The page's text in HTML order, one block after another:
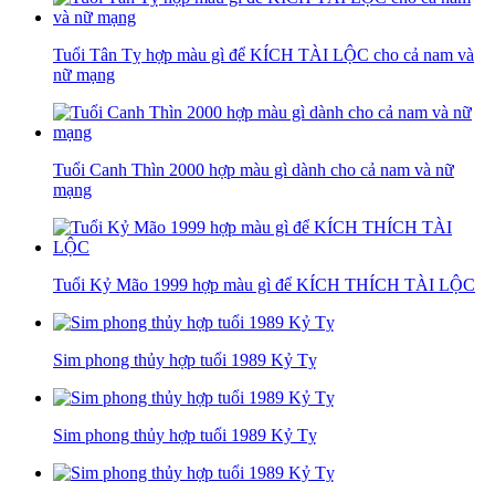
Tuổi Tân Tỵ hợp màu gì để KÍCH TÀI LỘC cho cả nam và
nữ mạng
Tuổi Canh Thìn 2000 hợp màu gì dành cho cả nam và nữ
mạng
Tuổi Kỷ Mão 1999 hợp màu gì để KÍCH THÍCH TÀI LỘC
Sim phong thủy hợp tuổi 1989 Kỷ Tỵ
Sim phong thủy hợp tuổi 1989 Kỷ Tỵ